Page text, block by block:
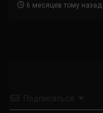
6 месяцев тому назад